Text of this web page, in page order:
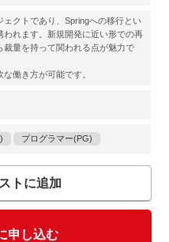
ェクトであり、Springへの移行とい
われます。新規開発に近い形での再
裁量を持って関われる点が魅力で
働き方が可能です。
プログラマー(PG)
トに追加
申し込む